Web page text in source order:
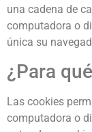
una cadena de
computadora o
única su
¿Para
Las cookies
computadora o